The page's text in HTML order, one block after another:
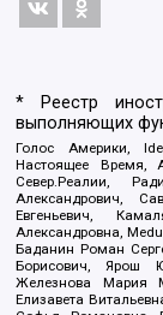
* Реестр
выполняющих
Голос Америки,
Настоящее Время,
Север.Реалии,
Александрович,
Евгеньевич,
Александровна,
Баданин Роман
Борисович, Ярош
Железнова Мария
Елизавета